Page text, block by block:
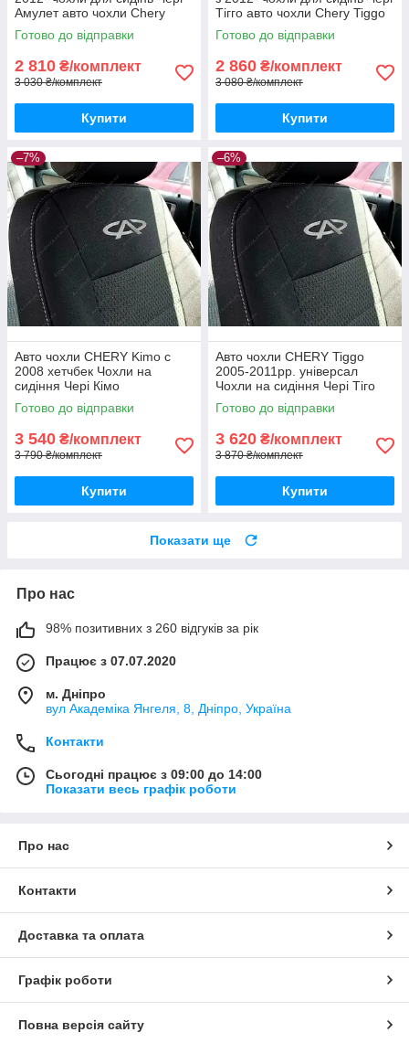
Амулет авто чохли Chery
Amulet
Готово до відправки
2 810 ₴/комплект
3 030 ₴/комплект
Купити
Тігго авто чохли Chery Tiggo
FL
Готово до відправки
2 860 ₴/комплект
3 080 ₴/комплект
Купити
–7%
Авто чохли CHERY Kimo с
2008 хетчбек Чохли на
сидіння Чері Кімо
Готово до відправки
3 540 ₴/комплект
3 790 ₴/комплект
Купити
–6%
Авто чохли CHERY Tiggo
2005-2011рр. універсал
Чохли на сидіння Чері Тіго
Готово до відправки
3 620 ₴/комплект
3 870 ₴/комплект
Купити
Показати ще
Про нас
98% позитивних з 260 відгуків за рік
Працює з 07.07.2020
м. Дніпро
вул Академіка Янгеля, 8, Дніпро, Україна
Контакти
Сьогодні працює з 09:00 до 14:00
Показати весь графік роботи
Про нас
Контакти
Доставка та оплата
Графік роботи
Повна версія сайту